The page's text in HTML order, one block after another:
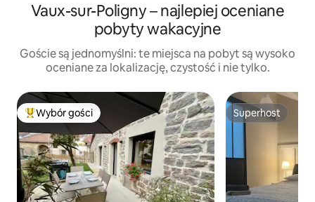
Vaux-sur-Poligny – najlepiej oceniane
pobyty wakacyjne
Goście są jednomyślni: te miejsca na pobyt są wysoko
oceniane za lokalizację, czystość i nie tylko.
Najpopularniejsze z kategorii Wybór gości
Wybór gości Superhost
Superhost